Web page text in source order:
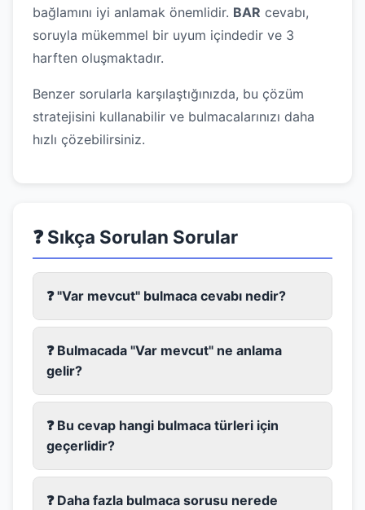
bağlamını iyi anlamak önemlidir. BAR cevabı,
soruyla mükemmel bir uyum içindedir ve 3
harften oluşmaktadır.
Benzer sorularla karşılaştığınızda, bu çözüm
stratejisini kullanabilir ve bulmacalarınızı daha
hızlı çözebilirsiniz.
❓ Sıkça Sorulan Sorular
❓ "Var mevcut" bulmaca cevabı nedir?
❓ Bulmacada "Var mevcut" ne anlama
gelir?
❓ Bu cevap hangi bulmaca türleri için
geçerlidir?
❓ Daha fazla bulmaca sorusu nerede